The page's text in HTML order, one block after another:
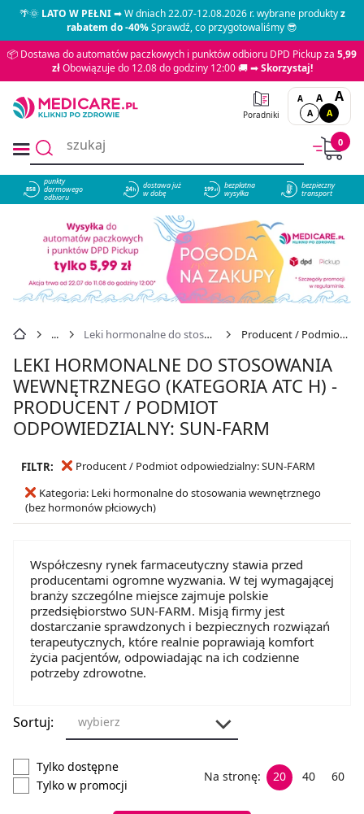
🌴🌞LATO W PEŁNI➡ W dniach 22.07-12.08.2026 r. wybrane produktyz
rabatem do -40%Sprawdź, co przygotowaliśmy 😎
📦 Dostawa do automatów paczkowych i punktów odbioru DPD Pickup za 5,99
złObowiązuje do 12.08 do godziny 12:00 🚚 ➡Skorzystaj!
Poradniki
A A A
A A
0
858
punkty
darmowego
odbioru
dostawa już
w dobę
bezpłatna
wysyłka
bezpieczny
transport
Leki hormonalne do stosowania wewnętrznego (bez hormonów płciowych) Producent / Podmiot odpowiedzialny: SUN-FARM
LEKI HORMONALNE DO STOSOWANIA
WEWNĘTRZNEGO (KATEGORIA ATC H) -
PRODUCENT / PODMIOT
ODPOWIEDZIALNY: SUN-FARM
FILTR:
Producent / Podmiot odpowiedzialny: SUN-FARM
Kategoria: Leki hormonalne do stosowania wewnętrznego
(bez hormonów płciowych)
Współczesny rynek farmaceutyczny stawia przed
producentami ogromne wyzwania. W tej wymagającej
branży szczególne miejsce zajmuje polskie
przedsiębiorstwo SUN-FARM. Misją firmy jest
dostarczanie sprawdzonych i bezpiecznych rozwiązań
terapeutycznych, które realnie poprawiają komfort
życia pacjentów, odpowiadając na ich codzienne
potrzeby zdrowotne.
Sortuj: wybierz
Tylko dostępne
Tylko w promocji
Na stronę: 20 40 60